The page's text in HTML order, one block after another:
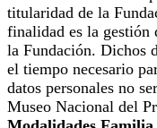
titularidad de la
finalidad es la gestión
la Fundación. Dichos
el tiempo necesario
datos personales no
Museo Nacional del